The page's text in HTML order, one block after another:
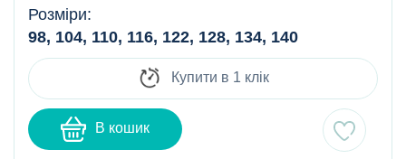
Розміри:
98, 104, 110, 116, 122, 128, 134, 140
Купити в 1 клік
В кошик